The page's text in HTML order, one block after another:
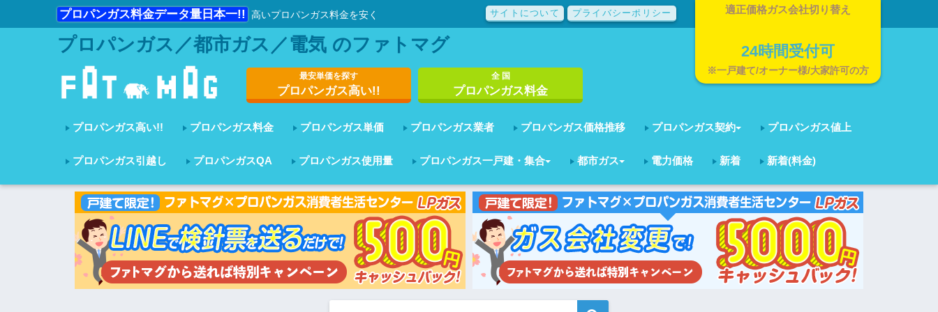
プロパンガス料金データ量日本一!! 高いプロパンガス料金を安く サイトについて プライバシーポリシー 適正価格ガス会社切り替え
24時間受付可
※一戸建て/オーナー様/大家許可の方
プロパンガス／都市ガス／電気 のファトマグ
最安単価を探す
プロパンガス高い!!
全 国
プロパンガス料金
プロパンガス高い!! プロパンガス料金 プロパンガス単価 プロパンガス業者 プロパンガス価格推移 プロパンガス契約 プロパンガス値上
プロパンガス引越し プロパンガスQA プロパンガス使用量 プロパンガス一戸建・集合 都市ガス 電力価格 新着 新着(料金)